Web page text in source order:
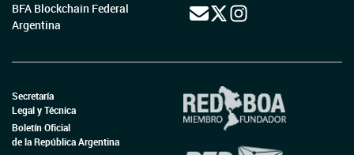
BFA Blockchain Federal
Argentina
Secretaría
Legal y Técnica
Boletín Oficial
de la República Argentina